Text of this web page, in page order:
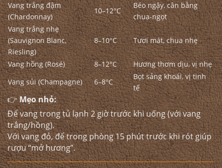
Vang trắng đậm
(Chardonnay)
10–12°C
Béo ngậy, cân bằng
chua-ngọt
Vang trắng nhẹ
(Sauvignon Blanc,
Riesling)
8–10°C Tươi mát, chua nhẹ
Vang hồng (Rosé) 8–12°C
Hương thơm dịu, vị nhẹ
Vang sủi (Champagne)
6–8°C
Bọt sảng khoái, vị tinh
tế
👉Mẹo nhỏ:
Để vang trong tủ lạnh 2 giờ trước khi uống (với vang
trắng/hồng).
Với vang đỏ, để trong phòng 15 phút trước khi rót giúp
rượu “mở hương”.